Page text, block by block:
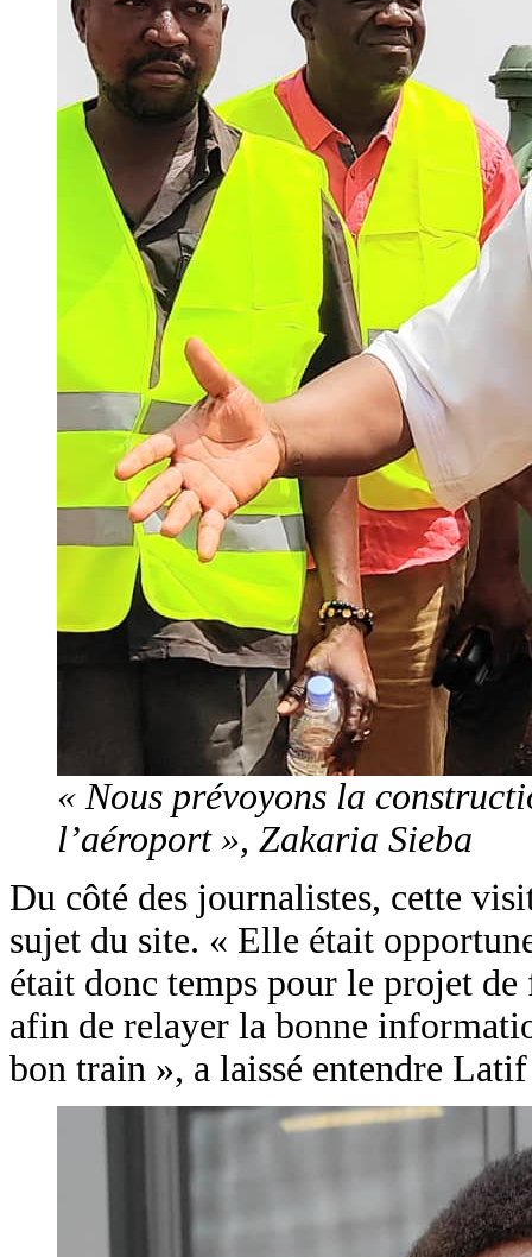
« Nous prévoyons la
l’aéroport », Zakaria Sieba
Du côté des journalistes, cette
sujet du site. « Elle était
était donc temps pour le projet
afin de relayer la bonne
bon train », a laissé entendre